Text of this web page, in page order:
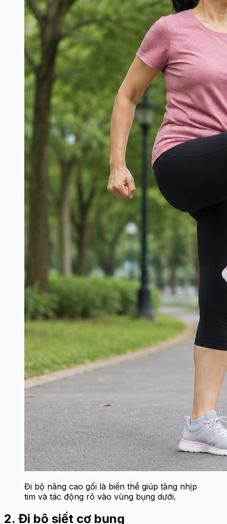
Đi bộ nâng cao gối là biến thể giúp tăng nhịp
tim và tác động rõ vào vùng bụng dưới.
2. Đi bộ siết cơ bụng